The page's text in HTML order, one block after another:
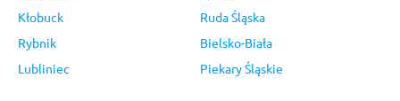
Kłobuck
Ruda Śląska
Rybnik
Bielsko-Biała
Lubliniec
Piekary Śląskie